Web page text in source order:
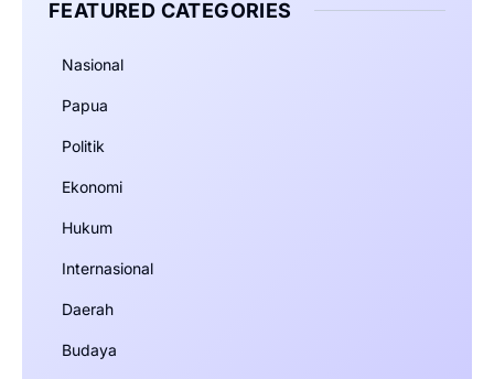
FEATURED CATEGORIES
Nasional
Papua
Politik
Ekonomi
Hukum
Internasional
Daerah
Budaya